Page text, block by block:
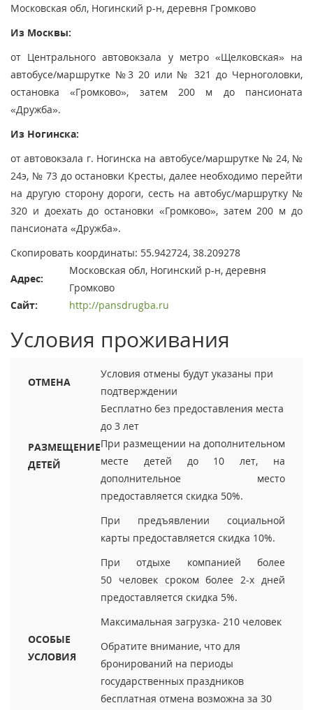
Московская обл, Ногинский р-н, деревня Громково
Из Москвы:
от Центрального автовокзала у метро «Щелковская» на
автобусе/маршрутке №3 20 или № 321 до Черноголовки,
остановка «Громково», затем 200 м до пансионата
«Дружба».
Из Ногинска:
от автовокзала г. Ногинска на автобусе/маршрутке № 24, №
24э, № 73 до остановки Кресты, далее необходимо перейти
на другую сторону дороги, сесть на автобус/маршрутку №
320 и доехать до остановки «Громково», затем 200 м до
пансионата «Дружба».
Скопировать координаты: 55.942724, 38.209278
Адрес:
Московская обл, Ногинский р-н, деревня
Громково
Сайт:
http://pansdrugba.ru
Условия проживания
ОТМЕНА
Условия отмены будут указаны при
подтверждении
РАЗМЕЩЕНИЕ
ДЕТЕЙ
Бесплатно без предоставления места
до 3 лет
При размещении на дополнительном
месте детей до 10 лет, на
дополнительное место
предоставляется скидка 50%.
ОСОБЫЕ
УСЛОВИЯ
При предъявлении социальной
карты предоставляется скидка 10%.
При отдыхе компанией более
50 человек сроком более 2-х дней
предоставляется скидка 5%.
Максимальная загрузка- 210 человек
Обратите внимание, что для
бронирований на периоды
государственных праздников
бесплатная отмена возможна за 30